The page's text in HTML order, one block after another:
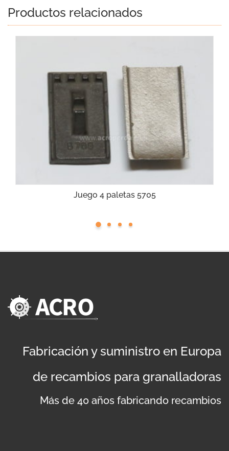
Productos relacionados
Juego 4 paletas 5705
Fabricación y suministro en Europa
de recambios para granalladoras
Más de 40 años fabricando recambios